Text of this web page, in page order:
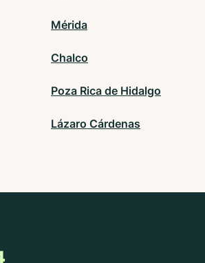
Mérida
Chalco
Poza Rica de Hidalgo
Lázaro Cárdenas